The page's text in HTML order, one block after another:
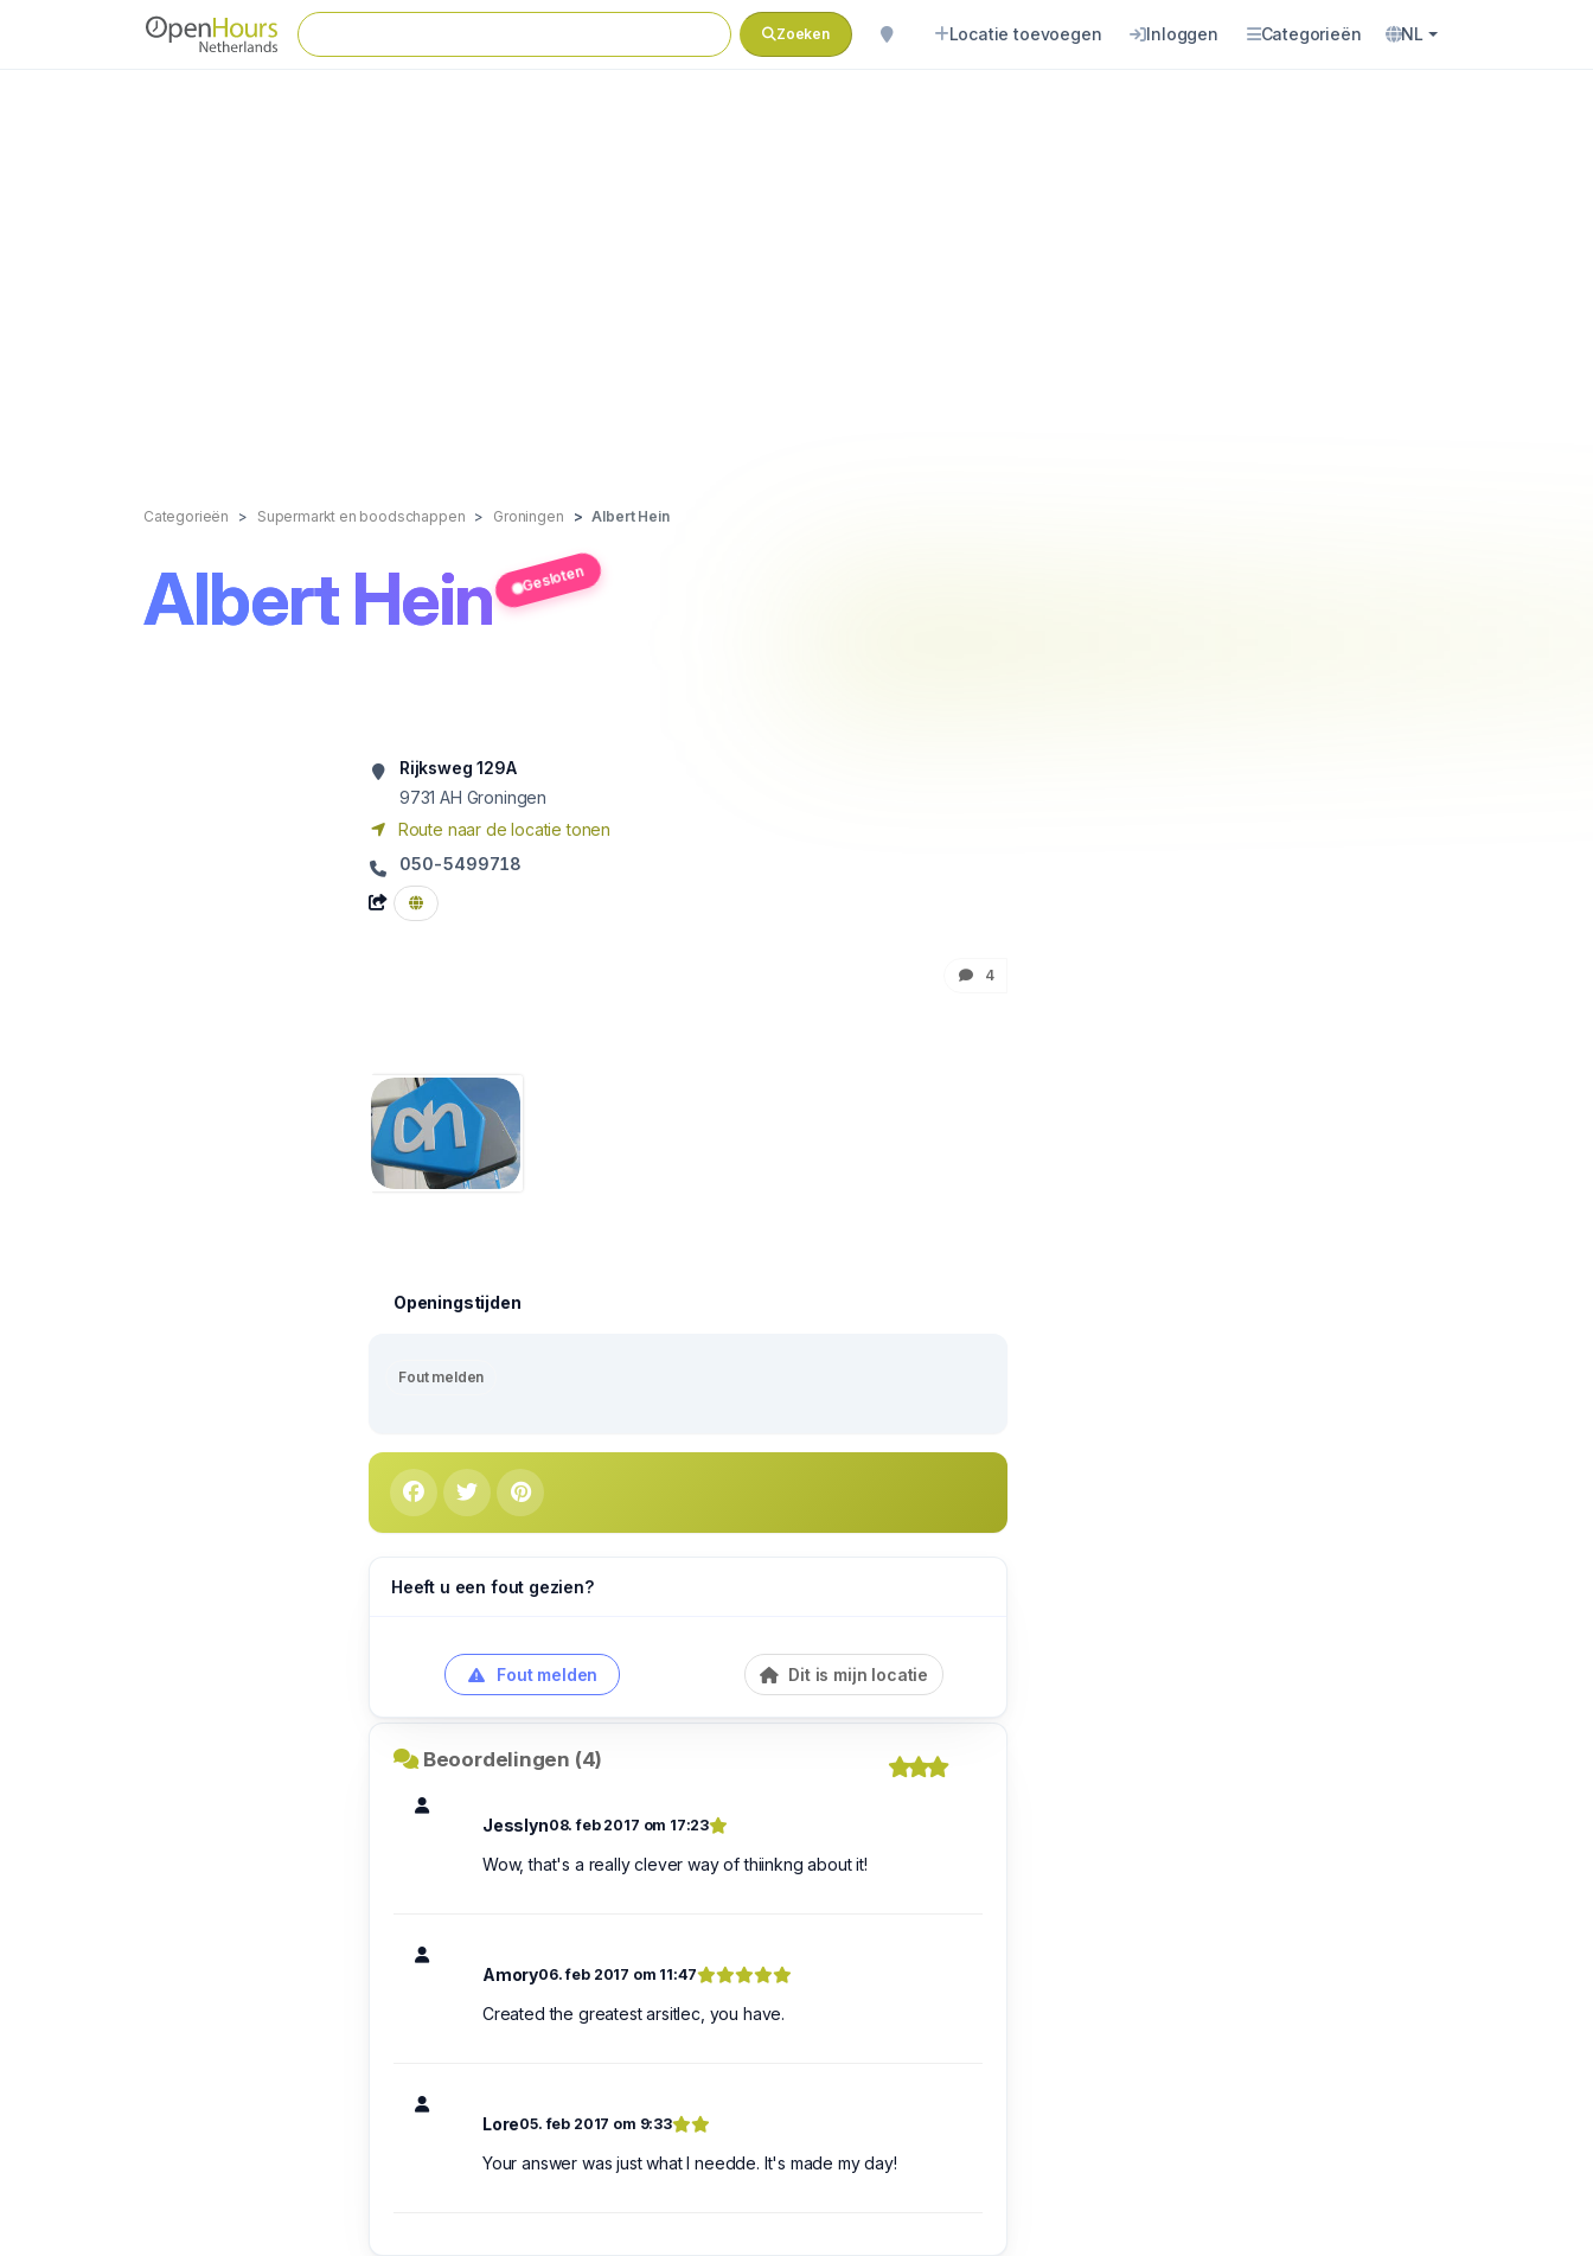
Zoeken Locatie toevoegen Inloggen Categorieën NL
Categorieën Supermarkt en boodschappen Groningen Albert Hein
Albert Hein Gesloten
Rijksweg 129A
9731 AH Groningen
Route naar de locatie tonen
050-5499718
4
Openingstijden
Fout melden
Heeft u een fout gezien?
Fout melden Dit is mijn locatie
Beoordelingen (4)
Jesslyn08. feb 2017 om 17:23
Wow, that's a really clever way of thiinkng about it!
Amory06. feb 2017 om 11:47
Created the greatest arsitlec, you have.
Lore05. feb 2017 om 9:33
Your answer was just what I needde. It's made my day!